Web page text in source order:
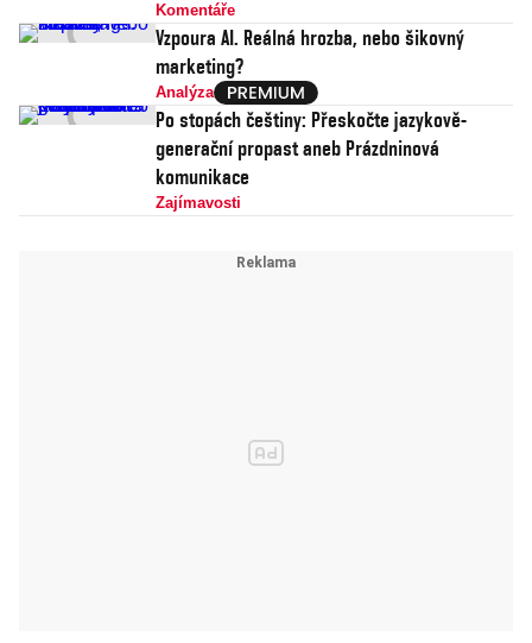
Komentáře
Vzpoura AI. Reálná hrozba, nebo šikovný
marketing?
Analýza
Po stopách češtiny: Přeskočte jazykově-
generační propast aneb Prázdninová
komunikace
Zajímavosti